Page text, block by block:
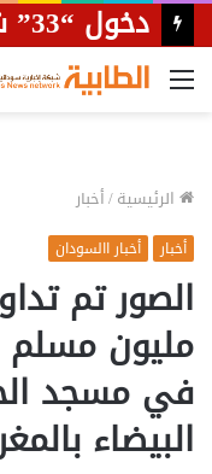
القائمة
الرئيسية/أخبار
أخبار أخبار االسودان
الصور تم
مليون مسلم
في مسجد
البيضاء